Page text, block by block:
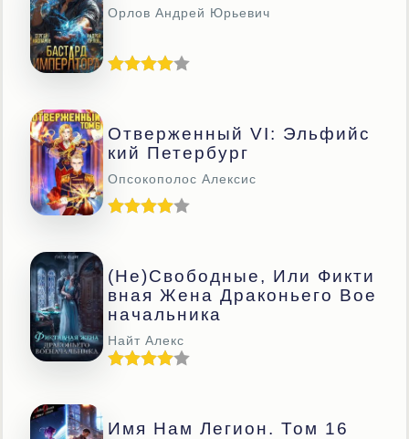
Орлов Андрей Юрьевич
Отверженный VI: Эльфийс
Кий Петербург
Опсокополос Алексис
(Не)свободные, Или Фикти
Вная Жена Драконьего Вое
Начальника
Найт Алекс
Имя Нам Легион. Том 16